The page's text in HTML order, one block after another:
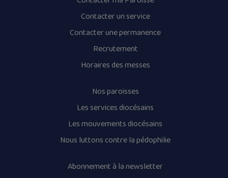
Contacter un service
Contacter une permanence
Recrutement
Horaires des messes
Nos paroisses
Les services diocésains
Les mouvements diocésains
Nous luttons contre la pédophilie
Abonnement à la newsletter